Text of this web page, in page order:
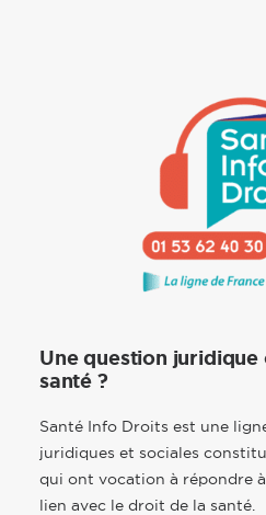
Une question juridique
santé ?
Santé Info Droits est une
juridiques et sociales
qui ont vocation à répondre
lien avec le droit de la santé.